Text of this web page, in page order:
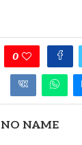
0
NO NAME